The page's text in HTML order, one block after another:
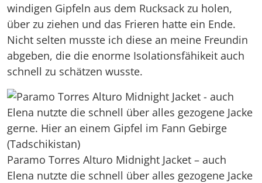
windigen Gipfeln aus dem Rucksack zu holen,
über zu ziehen und das Frieren hatte ein Ende.
Nicht selten musste ich diese an meine Freundin
abgeben, die die enorme Isolationsfähikeit auch
schnell zu schätzen wusste.
Paramo Torres Alturo Midnight Jacket – auch
Elena nutzte die schnell über alles gezogene Jacke